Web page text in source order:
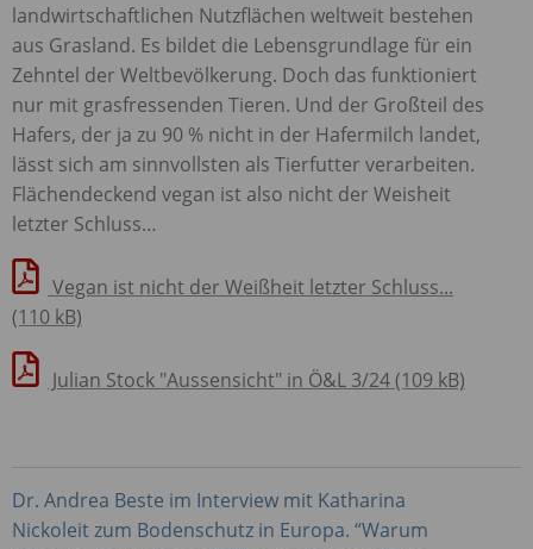
landwirtschaftlichen Nutzflächen weltweit bestehen
aus Grasland. Es bildet die Lebensgrundlage für ein
Zehntel der Weltbevölkerung. Doch das funktioniert
nur mit grasfressenden Tieren. Und der Großteil des
Hafers, der ja zu 90 % nicht in der Hafermilch landet,
lässt sich am sinnvollsten als Tierfutter verarbeiten.
Flächendeckend vegan ist also nicht der Weisheit
letzter Schluss…
Vegan ist nicht der Weißheit letzter Schluss...
(110 kB)
Julian Stock "Aussensicht" in Ö&L 3/24 (109 kB)
Dr. Andrea Beste im Interview mit Katharina
Nickoleit zum Bodenschutz in Europa. “Warum